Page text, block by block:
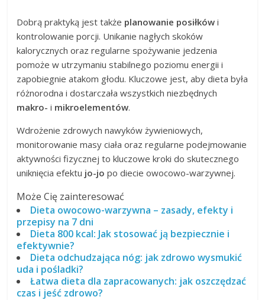
Dobrą praktyką jest także planowanie posiłków i
kontrolowanie porcji. Unikanie nagłych skoków
kalorycznych oraz regularne spożywanie jedzenia
pomoże w utrzymaniu stabilnego poziomu energii i
zapobiegnie atakom głodu. Kluczowe jest, aby dieta była
różnorodna i dostarczała wszystkich niezbędnych
makro- i mikroelementów.
Wdrożenie zdrowych nawyków żywieniowych,
monitorowanie masy ciała oraz regularne podejmowanie
aktywności fizycznej to kluczowe kroki do skutecznego
uniknięcia efektu jo-jo po diecie owocowo-warzywnej.
Może Cię zainteresować
Dieta owocowo-warzywna – zasady, efekty i
przepisy na 7 dni
Dieta 800 kcal: Jak stosować ją bezpiecznie i
efektywnie?
Dieta odchudzająca nóg: jak zdrowo wysmukić
uda i pośladki?
Łatwa dieta dla zapracowanych: jak oszczędzać
czas i jeść zdrowo?